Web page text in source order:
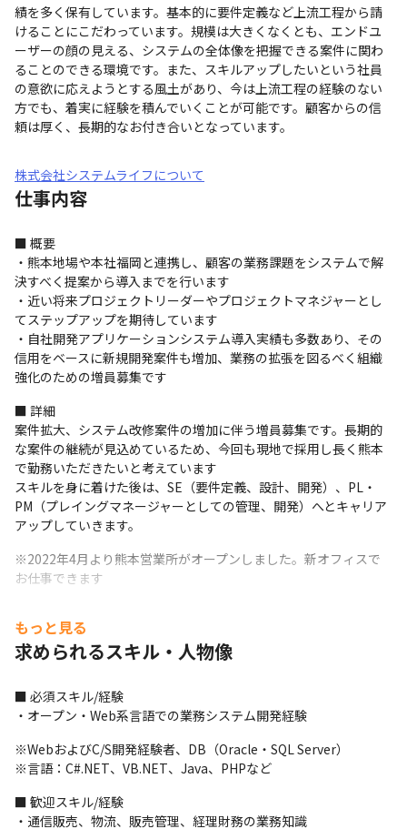
績を多く保有しています。基本的に要件定義など上流工程から請
けることにこだわっています。規模は大きくなくとも、エンドユ
ーザーの顔の見える、システムの全体像を把握できる案件に関わ
ることのできる環境です。また、スキルアップしたいという社員
の意欲に応えようとする風土があり、今は上流工程の経験のない
方でも、着実に経験を積んでいくことが可能です。顧客からの信
頼は厚く、長期的なお付き合いとなっています。
株式会社システムライフについて
仕事内容
■ 概要
・熊本地場や本社福岡と連携し、顧客の業務課題をシステムで解
決すべく提案から導入までを行います
・近い将来プロジェクトリーダーやプロジェクトマネジャーとし
てステップアップを期待しています
・自社開発アプリケーションシステム導入実績も多数あり、その
信用をベースに新規開発案件も増加、業務の拡張を図るべく組織
強化のための増員募集です
■ 詳細
案件拡大、システム改修案件の増加に伴う増員募集です。長期的
な案件の継続が見込めているため、今回も現地で採用し長く熊本
で勤務いただきたいと考えています
スキルを身に着けた後は、SE（要件定義、設計、開発）、PL・
PM（プレイングマネージャーとしての管理、開発）へとキャリア
アップしていきます。
※2022年4月より熊本営業所がオープンしました。新オフィスで
お仕事できます
・当社では、流通・物流・会計などの基幹系C/SシステムやWebシ
ステムの開発を得意としており、プライム案件での実績を多数有
・基本的に要件定義など上流工程から請けることにこだわってい
ます
・規模は大きくなくとも、エンドユーザーの顔の見える、システ
ムの全体像を把握できる案件に関わることのできる環境です
・スキルアップしたいという社員の意欲には応えようとする風土
でいくことが可能です
・顧客からの信頼は厚く、長期的な付き合いとなっています
もっと見る
求められるスキル・人物像
■ 必須スキル/経験
・オープン・Web系言語での業務システム開発経験
※WebおよびC/S開発経験者、DB（Oracle・SQL Server）
※言語：C#.NET、VB.NET、Java、PHPなど
■ 歓迎スキル/経験
・通信販売、物流、販売管理、経理財務の業務知識